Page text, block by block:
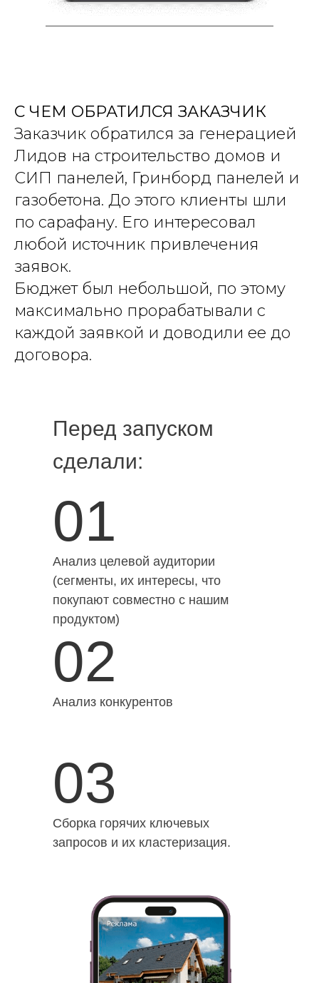
С ЧЕМ ОБРАТИЛСЯ ЗАКАЗЧИК
Заказчик обратился за генерацией
Лидов на строительство домов и
СИП панелей, Гринборд панелей и
газобетона. До этого клиенты шли
по сарафану. Его интересовал
любой источник привлечения
заявок.
Бюджет был небольшой, по этому
максимально прорабатывали с
каждой заявкой и доводили ее до
договора.
Перед запуском
сделали:
01
Анализ целевой аудитории
(сегменты, их интересы, что
покупают совместно с нашим
продуктом)
02
Анализ конкурентов
03
Сборка горячих ключевых
запросов и их кластеризация.